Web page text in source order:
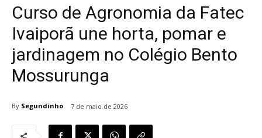
Curso de Agronomia da Fatec
Ivaiporã une horta, pomar e
jardinagem no Colégio Bento
Mossurunga
By Segundinho 7 de maio de 2026